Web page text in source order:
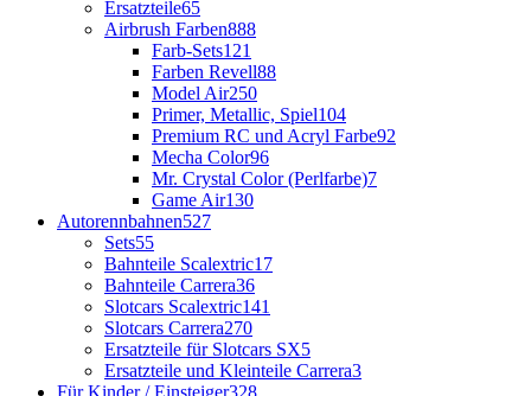
Ersatzteile65
Airbrush Farben888
Farb-Sets121
Farben Revell88
Model Air250
Primer, Metallic, Spiel104
Premium RC und Acryl Farbe92
Mecha Color96
Mr. Crystal Color (Perlfarbe)7
Game Air130
Autorennbahnen527
Sets55
Bahnteile Scalextric17
Bahnteile Carrera36
Slotcars Scalextric141
Slotcars Carrera270
Ersatzteile für Slotcars SX5
Ersatzteile und Kleinteile Carrera3
Für Kinder / Einsteiger328